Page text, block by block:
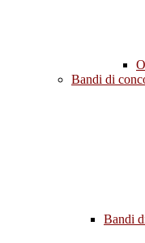
Bandi di
Bandi